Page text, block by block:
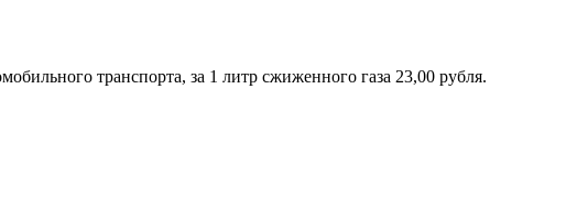
транспорта, за 1 литр сжиженного газа 23,00 рубля.